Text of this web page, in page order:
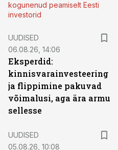
kogunenud peamiselt Eesti
investorid
UUDISED
06.08.26, 14:06
Eksperdid:
kinnisvarainvesteering
ja flippimine pakuvad
võimalusi, aga ära armu
sellesse
UUDISED
05.08.26, 10:08